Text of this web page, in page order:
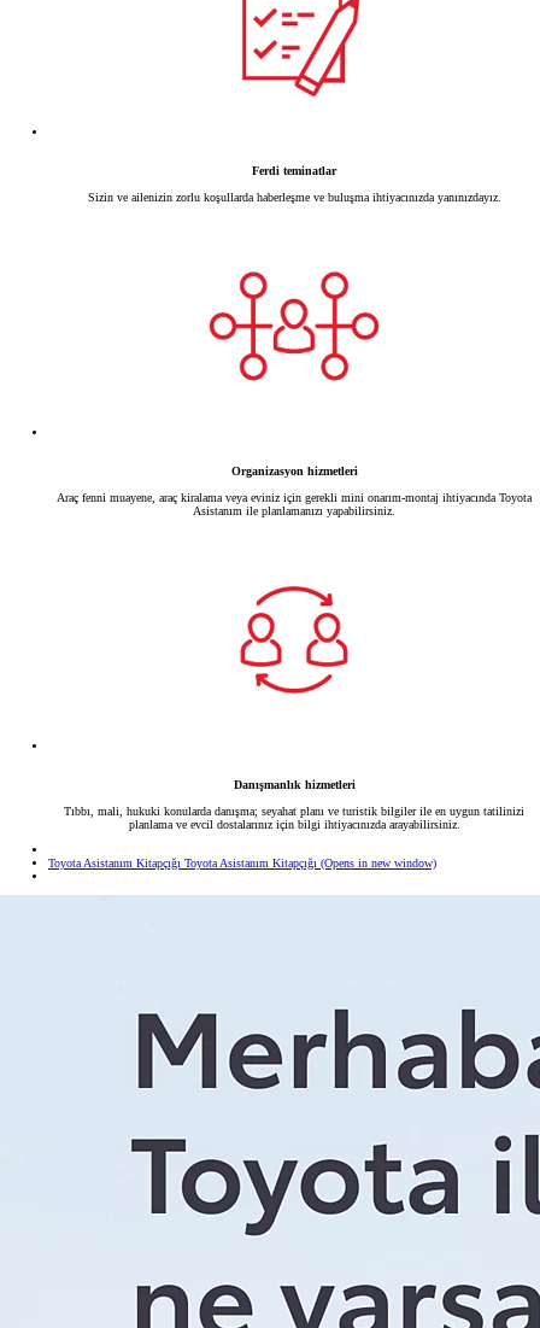
Ferdi teminatlar
Sizin ve ailenizin zorlu koşullarda haberleşme ve buluşma ihtiyacınızda yanınızdayız.
Organizasyon hizmetleri
Araç fenni muayene, araç kiralama veya eviniz için gerekli mini onarım-montaj ihtiyacında Toyota
Asistanım ile planlamanızı yapabilirsiniz.
Danışmanlık hizmetleri
Tıbbı, mali, hukuki konularda danışma; seyahat planı ve turistik bilgiler ile en uygun tatilinizi
planlama ve evcil dostalarınız için bilgi ihtiyacınızda arayabilirsiniz.
Toyota Asistanım Kitapçığı Toyota Asistanım Kitapçığı (Opens in new window)